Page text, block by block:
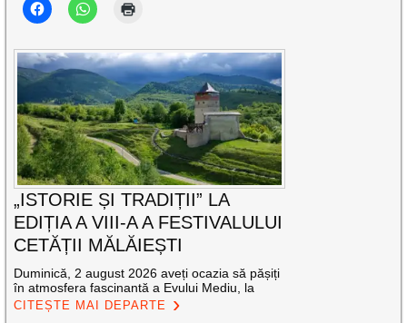
„ISTORIE ȘI TRADIȚII” LA
EDIȚIA A VIII-A A FESTIVALULUI
CETĂȚII MĂLĂIEȘTI
Duminică, 2 august 2026 aveți ocazia să pășiți
în atmosfera fascinantă a Evului Mediu, la
CITEȘTE MAI DEPARTE